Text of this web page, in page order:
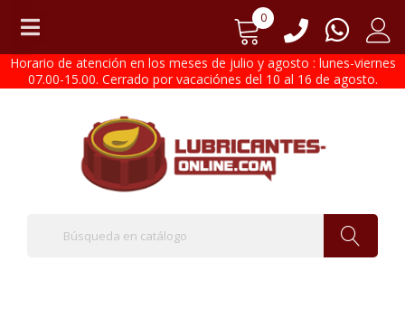
0
Horario de atención en los meses de julio y agosto : lunes-viernes
07.00-15.00. Cerrado por vacaciónes del 10 al 16 de agosto.